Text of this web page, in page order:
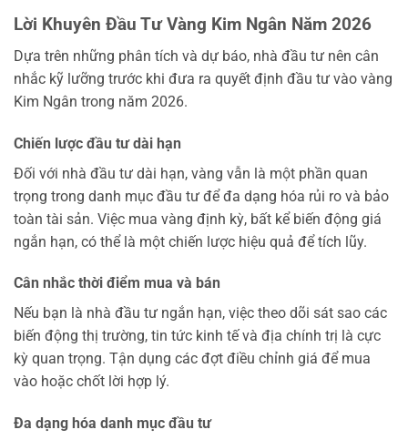
Lời Khuyên Đầu Tư Vàng Kim Ngân Năm 2026
Dựa trên những phân tích và dự báo, nhà đầu tư nên cân
nhắc kỹ lưỡng trước khi đưa ra quyết định đầu tư vào vàng
Kim Ngân trong năm 2026.
Chiến lược đầu tư dài hạn
Đối với nhà đầu tư dài hạn, vàng vẫn là một phần quan
trọng trong danh mục đầu tư để đa dạng hóa rủi ro và bảo
toàn tài sản. Việc mua vàng định kỳ, bất kể biến động giá
ngắn hạn, có thể là một chiến lược hiệu quả để tích lũy.
Cân nhắc thời điểm mua và bán
Nếu bạn là nhà đầu tư ngắn hạn, việc theo dõi sát sao các
biến động thị trường, tin tức kinh tế và địa chính trị là cực
kỳ quan trọng. Tận dụng các đợt điều chỉnh giá để mua
vào hoặc chốt lời hợp lý.
Đa dạng hóa danh mục đầu tư